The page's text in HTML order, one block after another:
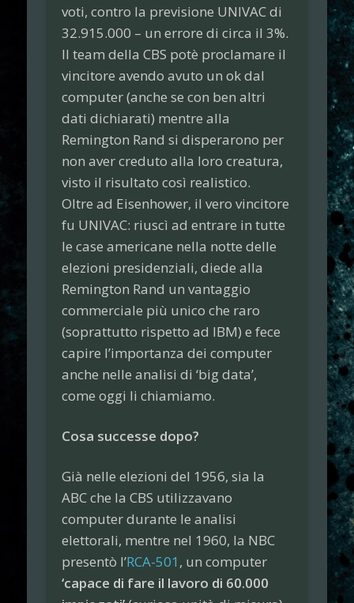
voti, contro la previsione UNIVAC di
32.915.000 – un errore di circa il 3%.
Il team della CBS potè proclamare il
vincitore avendo avuto un ok dal
computer (anche se con ben altri
dati dichiarati) mentre alla
Remington Rand si disperarono per
non aver creduto alla loro creatura,
visto il risultato così realistico.
Oltre ad Eisenhower, il vero vincitore
fu UNIVAC: riuscì ad entrare in tutte
le case americane nella notte delle
elezioni presidenziali, diede alla
Remington Rand un vantaggio
commerciale più unico che raro
(soprattutto rispetto ad IBM) e fece
capire l’importanza dei computer
anche nelle analisi di ‘big data’,
come oggi li chiamiamo.
Cosa successe dopo?
Già nelle elezioni del 1956, sia la
ABC che la CBS utilizzavano
computer durante le analisi
elettorali, mentre nel 1960, la NBC
presentò l’RCA-501 , un computer
‘capace di fare il lavoro di 60.000